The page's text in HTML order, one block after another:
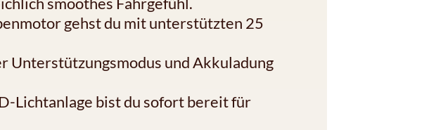
gehst du mit unterstützten 25
Unterstützungsmodus und Akkuladung
Lichtanlage bist du sofort bereit für